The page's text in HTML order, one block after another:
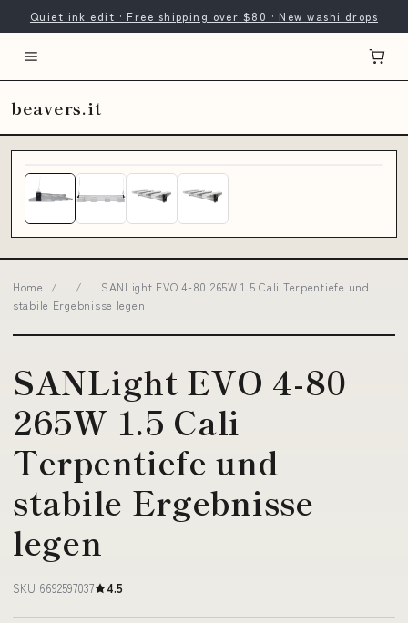
Quiet ink edit · Free shipping over $80 · New washi drops
beavers.it
Home / /
SANLight EVO 4-80 265W 1.5 Cali Terpentiefe und
stabile Ergebnisse legen
SANLight EVO 4-80
265W 1.5 Cali
Terpentiefe und
stabile Ergebnisse
legen
SKU 6692597037 4.5